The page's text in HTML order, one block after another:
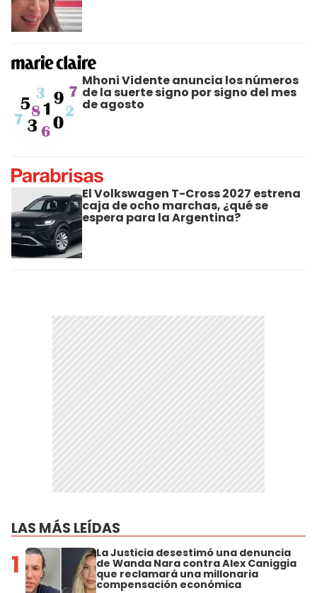
Mhoni Vidente anuncia los números
de la suerte signo por signo del mes
de agosto
El Volkswagen T-Cross 2027 estrena
caja de ocho marchas, ¿qué se
espera para la Argentina?
LAS MÁS LEÍDAS
1 La Justicia desestimó una denuncia
de Wanda Nara contra Alex Caniggia
que reclamará una millonaria
compensación económica